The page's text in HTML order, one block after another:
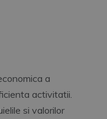
a
activitatii.
si valorilor